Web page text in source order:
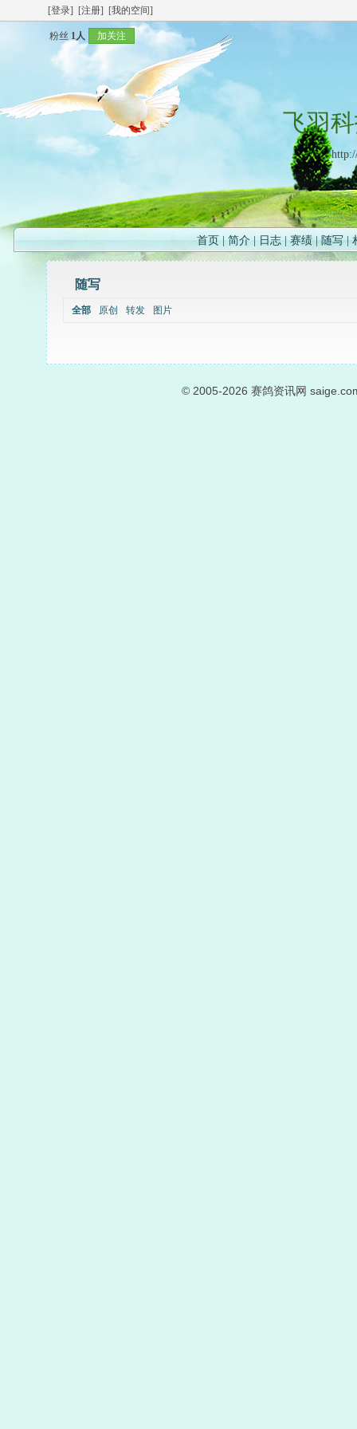
[登录] [注册] [我的空间]
粉丝 1人 加关注
飞羽
首页 简介| 日志| 赛绩|随写|
随写
全部 原创 转发 图片
© 2005-2026 赛鸽资讯网